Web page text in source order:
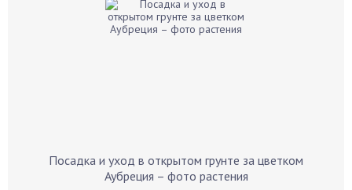
Посадка и уход в открытом грунте за цветком
Аубреция – фото растения